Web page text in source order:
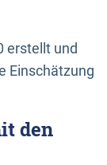
erstellt und
Einschätzung
den